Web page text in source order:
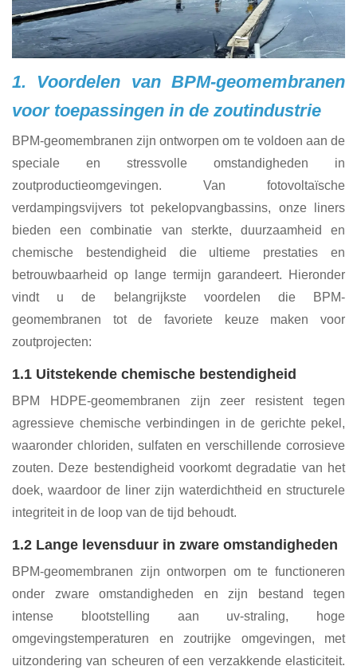
1. Voordelen van BPM-geomembranen
voor toepassingen in de zoutindustrie
BPM-geomembranen zijn ontworpen om te voldoen aan de
speciale en stressvolle omstandigheden in
zoutproductieomgevingen. Van fotovoltaïsche
verdampingsvijvers tot pekelopvangbassins, onze liners
bieden een combinatie van sterkte, duurzaamheid en
chemische bestendigheid die ultieme prestaties en
betrouwbaarheid op lange termijn garandeert. Hieronder
vindt u de belangrijkste voordelen die BPM-
geomembranen tot de favoriete keuze maken voor
zoutprojecten:
1.1 Uitstekende chemische bestendigheid
BPM HDPE-geomembranen zijn zeer resistent tegen
agressieve chemische verbindingen in de gerichte pekel,
waaronder chloriden, sulfaten en verschillende corrosieve
zouten. Deze bestendigheid voorkomt degradatie van het
doek, waardoor de liner zijn waterdichtheid en structurele
integriteit in de loop van de tijd behoudt.
1.2 Lange levensduur in zware omstandigheden
BPM-geomembranen zijn ontworpen om te functioneren
onder zware omstandigheden en zijn bestand tegen
intense blootstelling aan uv-straling, hoge
omgevingstemperaturen en zoutrijke omgevingen, met
uitzondering van scheuren of een verzakkende elasticiteit.